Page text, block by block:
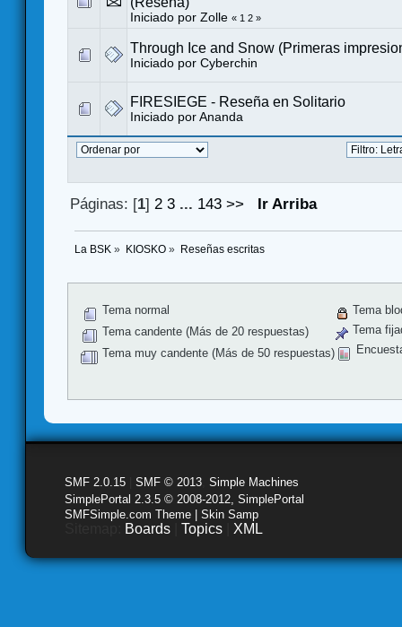
Iniciado por Zolle « 1 2 »
Through Ice and Snow (Primeras
Iniciado por Cyberchin
FIRESIEGE - Reseña en Solitario
Iniciado por Ananda
Páginas: [1] 2 3 ... 143 >> Ir Arriba
La BSK » KIOSKO» Reseñas escritas
Tema normal
Tema candente (Más de 20 respuestas)
Tema muy candente (Más de 50 respuestas)
Tema
Tema
SMF 2.0.15 SMF © 2013 Simple Machines
SimplePortal 2.3.5 © 2008-2012, SimplePortal
SMFSimple.com Theme | Skin Samp
Boards Topics XML